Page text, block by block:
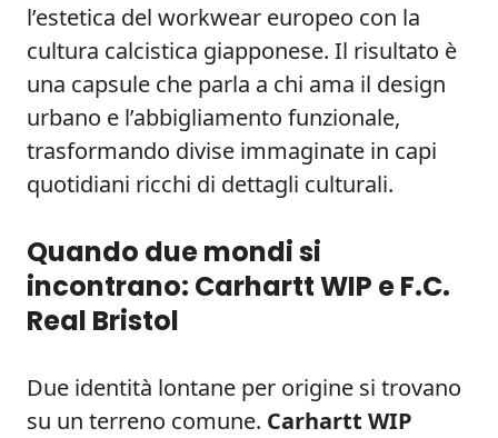
l’estetica del workwear europeo con la
cultura calcistica giapponese. Il risultato è
una capsule che parla a chi ama il design
urbano e l’abbigliamento funzionale,
trasformando divise immaginate in capi
quotidiani ricchi di dettagli culturali.
Quando due mondi si
incontrano: Carhartt WIP e F.C.
Real Bristol
Due identità lontane per origine si trovano
su un terreno comune. Carhartt WIP